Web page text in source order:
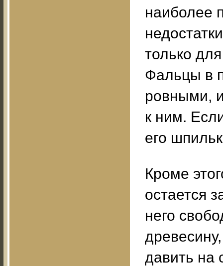
наиболее
только
Фальцы в
ровными,
к ним.
его
Кроме
остается
него
давить на